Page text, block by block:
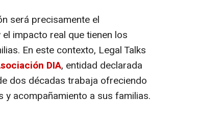
será precisamente el
impacto real que tienen los
En este contexto, Legal Talks
DIA, entidad declarada
dos décadas trabaja ofreciendo
acompañamiento a sus familias.